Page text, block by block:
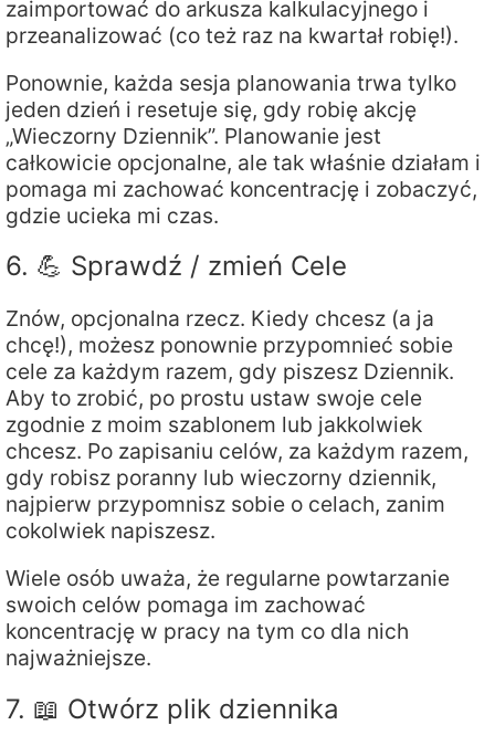
zaimportować do arkusza kalkulacyjnego i
przeanalizować (co też raz na kwartał robię!).
Ponownie, każda sesja planowania trwa tylko
jeden dzień i resetuje się, gdy robię akcję
„Wieczorny Dziennik”. Planowanie jest
całkowicie opcjonalne, ale tak właśnie działam i
pomaga mi zachować koncentrację i zobaczyć,
gdzie ucieka mi czas.
6. 💪 Sprawdź / zmień Cele
Znów, opcjonalna rzecz. Kiedy chcesz (a ja
chcę!), możesz ponownie przypomnieć sobie
cele za każdym razem, gdy piszesz Dziennik.
Aby to zrobić, po prostu ustaw swoje cele
zgodnie z moim szablonem lub jakkolwiek
chcesz. Po zapisaniu celów, za każdym razem,
gdy robisz poranny lub wieczorny dziennik,
najpierw przypomnisz sobie o celach, zanim
cokolwiek napiszesz.
Wiele osób uważa, że ​​regularne powtarzanie
swoich celów pomaga im zachować
koncentrację w pracy na tym co dla nich
najważniejsze.
7. 📖 Otwórz plik dziennika